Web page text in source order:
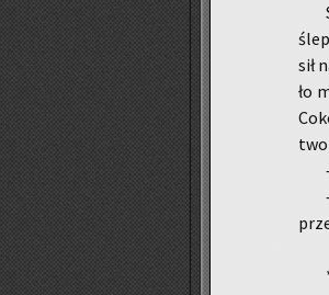
sił
ło